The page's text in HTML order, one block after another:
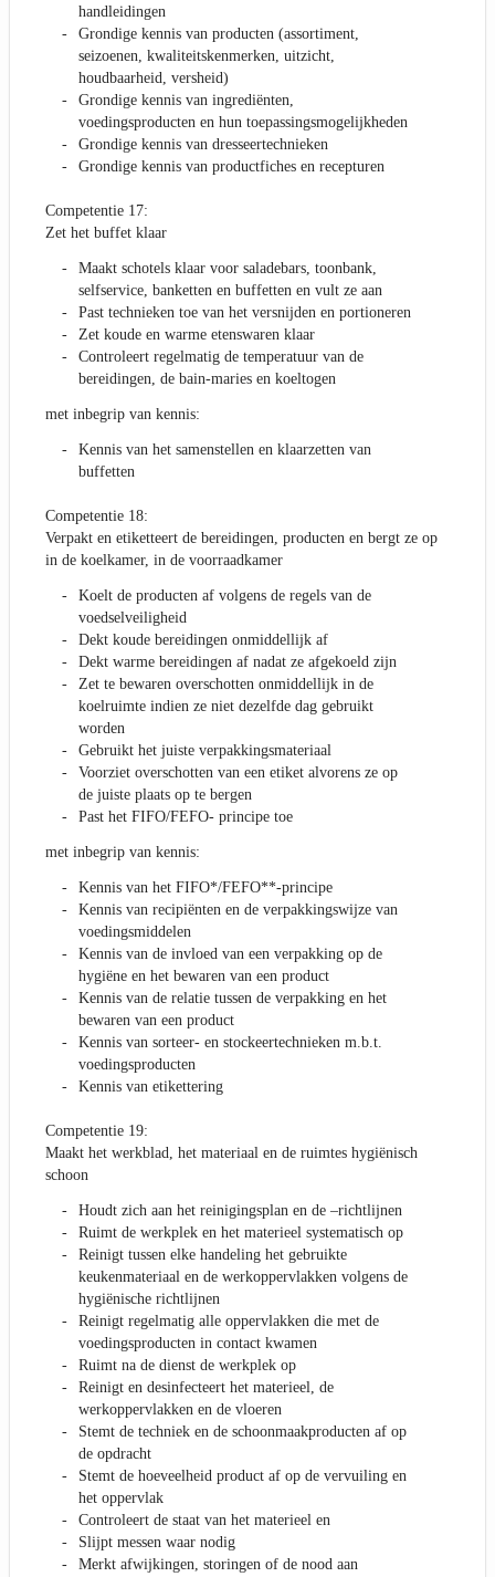
handleidingen
Grondige kennis van producten (assortiment,
seizoenen, kwaliteitskenmerken, uitzicht,
houdbaarheid, versheid)
Grondige kennis van ingrediënten,
voedingsproducten en hun toepassingsmogelijkheden
Grondige kennis van dresseertechnieken
Grondige kennis van productfiches en recepturen
Competentie 17:
Zet het buffet klaar
Maakt schotels klaar voor saladebars, toonbank,
selfservice, banketten en buffetten en vult ze aan
Past technieken toe van het versnijden en portioneren
Zet koude en warme etenswaren klaar
Controleert regelmatig de temperatuur van de
bereidingen, de bain-maries en koeltogen
met inbegrip van kennis:
Kennis van het samenstellen en klaarzetten van
buffetten
Competentie 18:
Verpakt en etiketteert de bereidingen, producten en bergt ze op
in de koelkamer, in de voorraadkamer
Koelt de producten af volgens de regels van de
voedselveiligheid
Dekt koude bereidingen onmiddellijk af
Dekt warme bereidingen af nadat ze afgekoeld zijn
Zet te bewaren overschotten onmiddellijk in de
koelruimte indien ze niet dezelfde dag gebruikt
worden
Gebruikt het juiste verpakkingsmateriaal
Voorziet overschotten van een etiket alvorens ze op
de juiste plaats op te bergen
Past het FIFO/FEFO- principe toe
met inbegrip van kennis:
Kennis van het FIFO*/FEFO**-principe
Kennis van recipiënten en de verpakkingswijze van
voedingsmiddelen
Kennis van de invloed van een verpakking op de
hygiëne en het bewaren van een product
Kennis van de relatie tussen de verpakking en het
bewaren van een product
Kennis van sorteer- en stockeertechnieken m.b.t.
voedingsproducten
Kennis van etikettering
Competentie 19:
Maakt het werkblad, het materiaal en de ruimtes hygiënisch
schoon
Houdt zich aan het reinigingsplan en de –richtlijnen
Ruimt de werkplek en het materieel systematisch op
Reinigt tussen elke handeling het gebruikte
keukenmateriaal en de werkoppervlakken volgens de
hygiënische richtlijnen
Reinigt regelmatig alle oppervlakken die met de
voedingsproducten in contact kwamen
Ruimt na de dienst de werkplek op
Reinigt en desinfecteert het materieel, de
werkoppervlakken en de vloeren
Stemt de techniek en de schoonmaakproducten af op
de opdracht
Stemt de hoeveelheid product af op de vervuiling en
het oppervlak
Controleert de staat van het materieel en
Slijpt messen waar nodig
Merkt afwijkingen, storingen of de nood aan